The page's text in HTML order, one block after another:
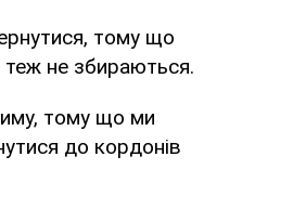
тому що
теж не збираються.
тому що ми
до кордонів